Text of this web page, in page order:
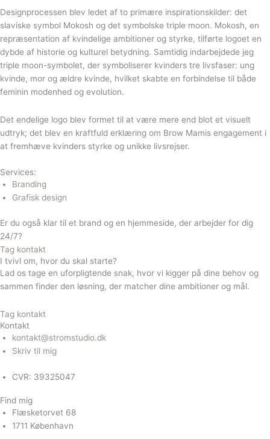
Designprocessen blev ledet af to primære inspirationskilder: det
slaviske symbol Mokosh og det symbolske triple moon. Mokosh, en
repræsentation af kvindelige ambitioner og styrke, tilførte logoet en
dybde af historie og kulturel betydning. Samtidig indarbejdede jeg
triple moon-symbolet, der symboliserer kvinders tre livsfaser: ung
kvinde, mor og ældre kvinde, hvilket skabte en forbindelse til både
feminin modenhed og evolution.
Det endelige logo blev formet til at være mere end blot et visuelt
udtryk; det blev en kraftfuld erklæring om Brow Mamis engagement i
at fremhæve kvinders styrke og unikke livsrejser.
Services:
Branding
Grafisk design
Er du også klar til et brand og en hjemmeside, der arbejder for dig
24/7?
Tag kontakt
I tvivl om, hvor du skal starte?
Lad os tage en uforpligtende snak, hvor vi kigger på dine behov og
sammen finder den løsning, der matcher dine ambitioner og mål.
Tag kontakt
Kontakt
kontakt@stromstudio.dk
Skriv til mig
CVR: 39325047
Find mig
Flæsketorvet 68
1711 København